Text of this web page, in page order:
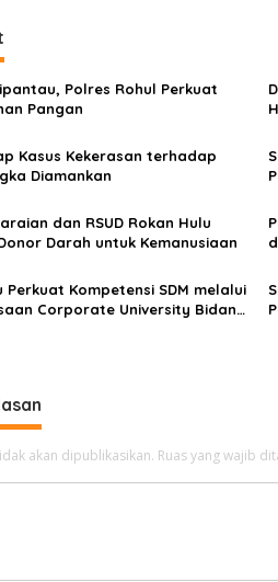
Polres Rohul Perkuat
Pangan
Kasus Kekerasan terhadap
Diamankan
dan RSUD Rokan Hulu
Darah untuk Kemanusiaan
Perkuat Kompetensi SDM melalui
Corporate University Bidang
akan dipublikasikan. Ruas yang wajib